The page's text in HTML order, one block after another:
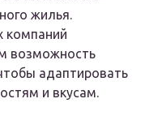
жилья.
компаний
возможность
адаптировать
и вкусам.